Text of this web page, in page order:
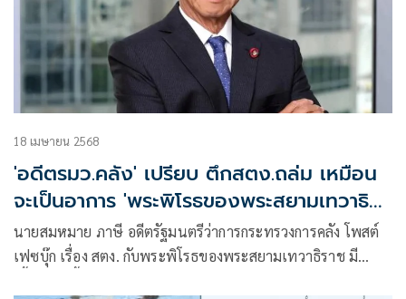
18 เมษายน 2568
'อดีตรมว.คลัง' เปรียบ ตึกสตง.ถล่ม เหมือน
จะเป็นอาการ 'พระพิโรธของพระสยามเทวาธิ
ราช'
นายสมหมาย ภาษี อดีตรัฐมนตรีว่าการกระทรวงการคลัง โพสต์
เฟซบุ๊ก เรื่อง สตง. กับพระพิโรธของพระสยามเทวาธิราช มี